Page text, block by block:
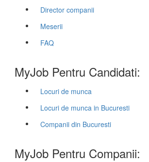
Director companii
Meserii
FAQ
MyJob Pentru Candidati:
Locuri de munca
Locuri de munca in Bucuresti
Companii din Bucuresti
MyJob Pentru Companii: